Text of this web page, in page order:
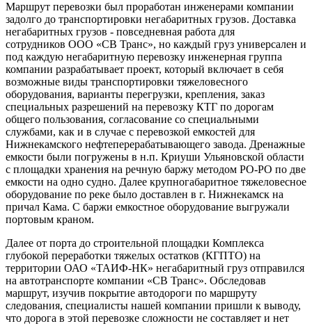
Маршрут перевозки был проработан инженерами компании
задолго до транспортировки негабаритных грузов. Доставка
негабаритных грузов - повседневная работа для
сотрудников ООО «СВ Транс», но каждый груз универсален и
под каждую негабаритную перевозку инженерная группа
компании разрабатывает проект, который включает в себя
возможные виды транспортировки тяжеловесного
оборудования, варианты перегрузки, крепления, заказ
специальных разрешений на перевозку КТГ по дорогам
общего пользования, согласование со специальными
службами, как и в случае с перевозкой емкостей для
Нижнекамского нефтеперерабатывающего завода. Дренажные
емкости были погружены в н.п. Криуши Ульяновской области
с площадки хранения на речную баржу методом РО-РО по две
емкости на одно судно. Далее крупногабаритное тяжеловесное
оборудование по реке было доставлен в г. Нижнекамск на
причал Кама. С баржи емкостное оборудование выгружали
портовым краном.
Далее от порта до строительной площадки Комплекса
глубокой переработки тяжелых остатков (КГПТО) на
территории ОАО «ТАИФ-НК» негабаритный груз отправился
на автотранспорте компании «СВ Транс». Обследовав
маршрут, изучив покрытие автодороги по маршруту
следования, специалисты нашей компании пришли к выводу,
что дорога в этой перевозке сложности не составляет и нет